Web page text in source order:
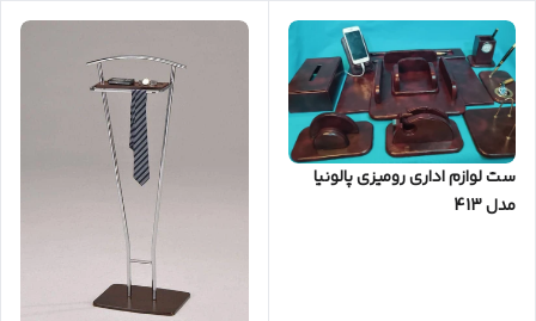
ست لوازم اداری رومیزی پالونیا
مدل 413